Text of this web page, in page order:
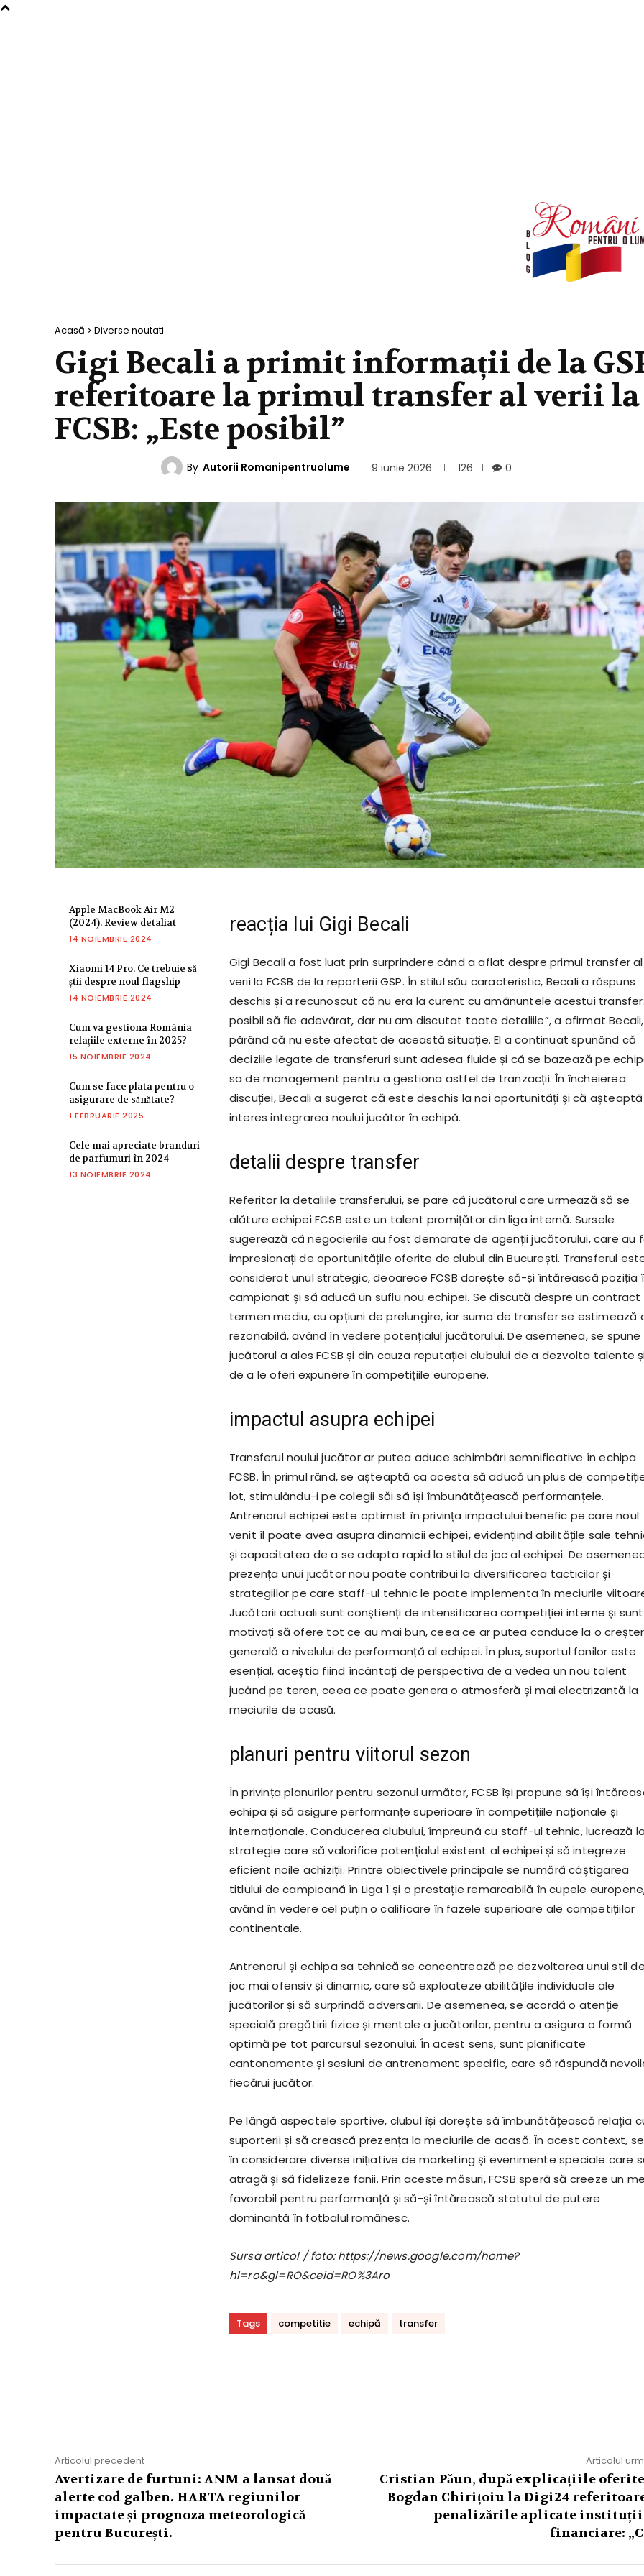
Acasă Diverse noutati
Gigi Becali a primit informații de la
referitoare la primul transfer al verii la
FCSB: „Este posibil”
By Autorii Romanipentruolume 9 iunie 2026 126 0
Apple MacBook Air M2
(2024). Review detaliat
14 NOIEMBRIE 2024
Xiaomi 14 Pro. Ce trebuie să
știi despre noul flagship
14 NOIEMBRIE 2024
Cum va gestiona România
relațiile externe în 2025?
15 NOIEMBRIE 2024
Cum se face plata pentru o
asigurare de sănătate?
1 FEBRUARIE 2025
Cele mai apreciate branduri
de parfumuri în 2024
13 NOIEMBRIE 2024
reacția lui Gigi Becali
Gigi Becali a fost luat prin surprindere când a aflat despre primul transfer al
verii la FCSB de la reporterii GSP. În stilul său caracteristic, Becali a răspuns
deschis și a recunoscut că nu era la curent cu amănuntele acestui transfer.
posibil să fie adevărat, dar nu am discutat toate detaliile”, a afirmat Becali,
părând că nu este afectat de această situație. El a continuat spunând că
deciziile legate de transferuri sunt adesea fluide și că se bazează pe
sa de management pentru a gestiona astfel de tranzacții. În încheierea
discuției, Becali a sugerat că este deschis la noi oportunități și că
interes integrarea noului jucător în echipă.
detalii despre transfer
Referitor la detaliile transferului, se pare că jucătorul care urmează să se
alăture echipei FCSB este un talent promițător din liga internă. Sursele
sugerează că negocierile au fost demarate de agenții jucătorului, care au
impresionați de oportunitățile oferite de clubul din București. Transferul
considerat unul strategic, deoarece FCSB dorește să-și întărească poziția
campionat și să aducă un suflu nou echipei. Se discută despre un contract
termen mediu, cu opțiuni de prelungire, iar suma de transfer se estimează
rezonabilă, având în vedere potențialul jucătorului. De asemenea, se spune
jucătorul a ales FCSB și din cauza reputației clubului de a dezvolta talente
de a le oferi expunere în competițiile europene.
impactul asupra echipei
Transferul noului jucător ar putea aduce schimbări semnificative în echipa
FCSB. În primul rând, se așteaptă ca acesta să aducă un plus de
lot, stimulându-i pe colegii săi să își îmbunătățească performanțele.
Antrenorul echipei este optimist în privința impactului benefic pe care noul
venit îl poate avea asupra dinamicii echipei, evidențiind abilitățile sale
și capacitatea de a se adapta rapid la stilul de joc al echipei. De
prezența unui jucător nou poate contribui la diversificarea tacticilor și
strategiilor pe care staff-ul tehnic le poate implementa în meciurile
Jucătorii actuali sunt conștienți de intensificarea competiției interne și sunt
motivați să ofere tot ce au mai bun, ceea ce ar putea conduce la o
generală a nivelului de performanță al echipei. În plus, suportul fanilor este
esențial, aceștia fiind încântați de perspectiva de a vedea un nou talent
jucând pe teren, ceea ce poate genera o atmosferă și mai electrizantă la
meciurile de acasă.
planuri pentru viitorul sezon
În privința planurilor pentru sezonul următor, FCSB își propune să își
echipa și să asigure performanțe superioare în competițiile naționale și
internaționale. Conducerea clubului, împreună cu staff-ul tehnic, lucrează
strategie care să valorifice potențialul existent al echipei și să integreze
eficient noile achiziții. Printre obiectivele principale se numără câștigarea
titlului de campioană în Liga 1 și o prestație remarcabilă în cupele
având în vedere cel puțin o calificare în fazele superioare ale competițiilor
continentale.
Antrenorul și echipa sa tehnică se concentrează pe dezvoltarea unui stil de
joc mai ofensiv și dinamic, care să exploateze abilitățile individuale ale
jucătorilor și să surprindă adversarii. De asemenea, se acordă o atenție
specială pregătirii fizice și mentale a jucătorilor, pentru a asigura o formă
optimă pe tot parcursul sezonului. În acest sens, sunt planificate
cantonamente și sesiuni de antrenament specific, care să răspundă
fiecărui jucător.
Pe lângă aspectele sportive, clubul își dorește să îmbunătățească relația
suporterii și să crească prezența la meciurile de acasă. În acest context,
în considerare diverse inițiative de marketing și evenimente speciale care
atragă și să fidelizeze fanii. Prin aceste măsuri, FCSB speră să creeze un
favorabil pentru performanță și să-și întărească statutul de putere
dominantă în fotbalul românesc.
Sursa articol / foto: https://news.google.com/home?
hl=ro&gl=RO&ceid=RO%3Aro
Tags competitie echipă transfer
Articolul precedent
Avertizare de furtuni: ANM a lansat două
alerte cod galben. HARTA regiunilor
impactate și prognoza meteorologică
pentru București.
Articolul
Cristian Păun, după explicațiile
Bogdan Chirițoiu la Digi24
penalizările aplicate
financiare: